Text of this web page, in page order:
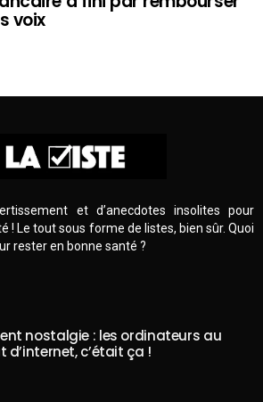
voix
et d’anecdotes insolites pour
! Le tout sous forme de listes, bien sûr. Quoi
rester en bonne santé ?
nostalgie : les ordinateurs au
d’internet, c’était ça !